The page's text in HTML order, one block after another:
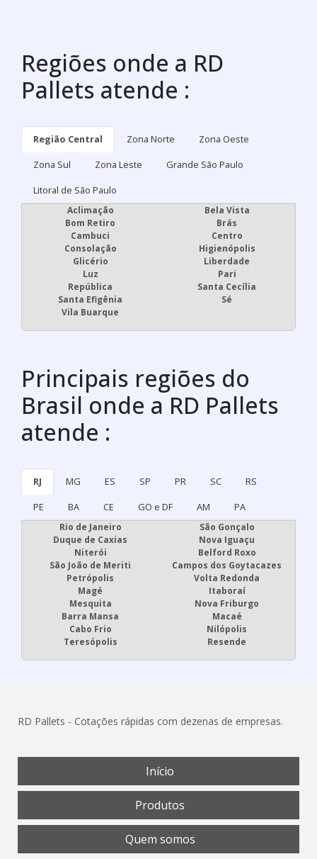
Regiões onde a RD
Pallets atende :
Região Central Zona Norte
Zona Oeste
Zona Sul
Zona Leste
Grande São Paulo
Litoral de São Paulo
Aclimação
Bela Vista
Bom Retiro
Brás
Cambuci
Centro
Consolação
Higienópolis
Glicério
Liberdade
Luz
Pari
República
Santa Cecília
Santa Efigênia
Sé
Vila Buarque
Principais regiões do
Brasil onde a RD Pallets
atende :
RJ MG ES SP PR SC
RS
PE
BA CE GO e DF AM PA
Rio de Janeiro
São Gonçalo
Duque de Caxias
Nova Iguaçu
Niterói
Belford Roxo
São João de Meriti
Campos dos Goytacazes
Petrópolis
Volta Redonda
Magé
Itaboraí
Mesquita
Nova Friburgo
Barra Mansa
Macaé
Cabo Frio
Nilópolis
Teresópolis
Resende
RD Pallets - Cotações rápidas com dezenas de empresas.
Início
Produtos
Quem somos